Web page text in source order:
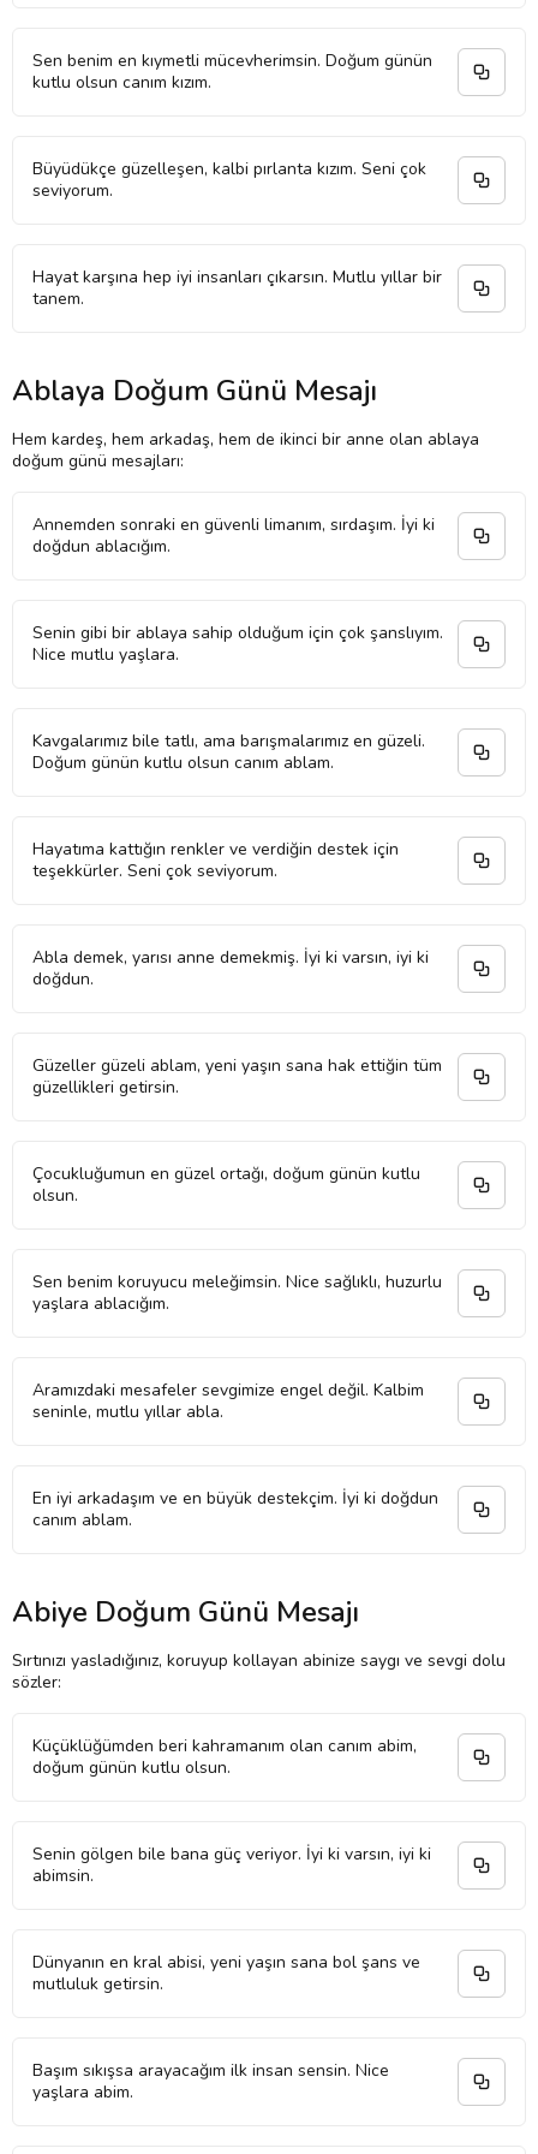
Sen benim en kıymetli mücevherimsin. Doğum günün
kutlu olsun canım kızım.
Büyüdükçe güzelleşen, kalbi pırlanta kızım. Seni çok
seviyorum.
Hayat karşına hep iyi insanları çıkarsın. Mutlu yıllar bir
tanem.
Ablaya Doğum Günü Mesajı
Hem kardeş, hem arkadaş, hem de ikinci bir anne olan ablaya
doğum günü mesajları:
Annemden sonraki en güvenli limanım, sırdaşım. İyi ki
doğdun ablacığım.
Senin gibi bir ablaya sahip olduğum için çok şanslıyım.
Nice mutlu yaşlara.
Kavgalarımız bile tatlı, ama barışmalarımız en güzeli.
Doğum günün kutlu olsun canım ablam.
Hayatıma kattığın renkler ve verdiğin destek için
teşekkürler. Seni çok seviyorum.
Abla demek, yarısı anne demekmiş. İyi ki varsın, iyi ki
doğdun.
Güzeller güzeli ablam, yeni yaşın sana hak ettiğin tüm
güzellikleri getirsin.
Çocukluğumun en güzel ortağı, doğum günün kutlu
olsun.
Sen benim koruyucu meleğimsin. Nice sağlıklı, huzurlu
yaşlara ablacığım.
Aramızdaki mesafeler sevgimize engel değil. Kalbim
seninle, mutlu yıllar abla.
En iyi arkadaşım ve en büyük destekçim. İyi ki doğdun
canım ablam.
Abiye Doğum Günü Mesajı
Sırtınızı yasladığınız, koruyup kollayan abinize saygı ve sevgi dolu
sözler:
Küçüklüğümden beri kahramanım olan canım abim,
doğum günün kutlu olsun.
Senin gölgen bile bana güç veriyor. İyi ki varsın, iyi ki
abimsin.
Dünyanın en kral abisi, yeni yaşın sana bol şans ve
mutluluk getirsin.
Başım sıkışsa arayacağım ilk insan sensin. Nice
yaşlara abim.